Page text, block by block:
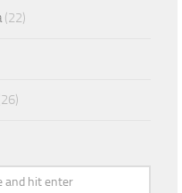
(22)